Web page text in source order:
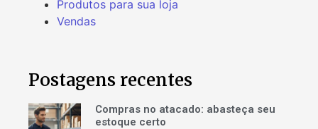
Produtos para sua loja
Vendas
Postagens recentes
Compras no atacado: abasteça seu
estoque certo